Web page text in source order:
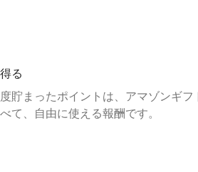
る
貯まったポイントは、アマゾンギ
て、自由に使える報酬です。